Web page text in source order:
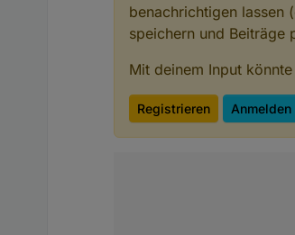
benachrichtigen lassen
speichern und Beiträge
Mit deinem Input
Registrieren Anmelden